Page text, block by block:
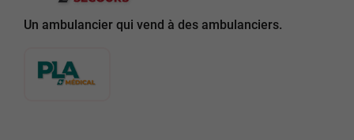
Un ambulancier qui vend à des ambulanciers.